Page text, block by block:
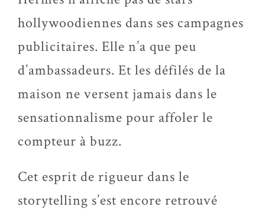
hollywoodiennes dans ses campagnes
publicitaires. Elle n’a que peu
d’ambassadeurs. Et les défilés de la
maison ne versent jamais dans le
sensationnalisme pour affoler le
compteur à buzz.
Cet esprit de rigueur dans le
storytelling s’est encore retrouvé